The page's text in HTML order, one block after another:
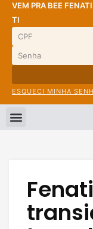
VEM PRA BEE FENATI
TI
ESQUECI MINHA